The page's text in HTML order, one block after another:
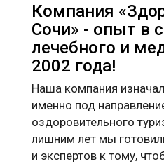
Компания
Сочи» - опыт в
лечебного и
2002 года!
Наша компания
именно под
оздоровительного
лишним лет мы
и экспертов к тому,